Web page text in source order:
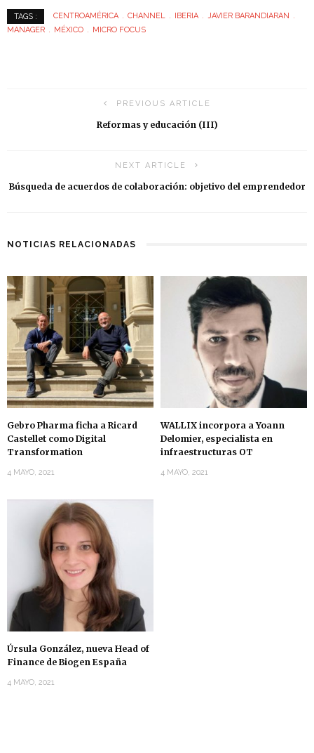
TAGS : CENTROAMÉRICA CHANNEL IBERIA
JAVIER BARANDIARAN
MANAGER
MÉXICO MICRO FOCUS
PREVIOUS ARTICLE
Reformas y educación (III)
NEXT ARTICLE
Búsqueda de acuerdos de colaboración: objetivo del emprendedor
NOTICIAS RELACIONADAS
Gebro Pharma ficha a Ricard
Castellet como Digital
Transformation
4 MAYO, 2021
WALLIX incorpora a Yoann
Delomier, especialista en
infraestructuras OT
4 MAYO, 2021
Úrsula González, nueva Head of
Finance de Biogen España
4 MAYO, 2021